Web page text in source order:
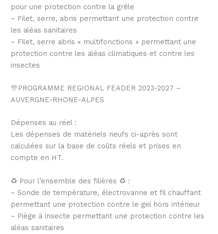
pour une protection contre la grêle
– Filet, serre, abris permettant une protection contre
les aléas sanitaires
– Filet, serre abris « multifonctions » permettant une
protection contre les aléas climatiques et contre les
insectes
🎊PROGRAMME REGIONAL FEADER 2023-2027 –
AUVERGNE-RHONE-ALPES
Dépenses au réel :
Les dépenses de matériels neufs ci-après sont
calculées sur la base de coûts réels et prises en
compte en HT.
♻ Pour l’ensemble des filières ♻ :
– Sonde de température, électrovanne et fil chauffant
permettant une protection contre le gel hors intérieur
– Piège à insecte permettant une protection contre les
aléas sanitaires